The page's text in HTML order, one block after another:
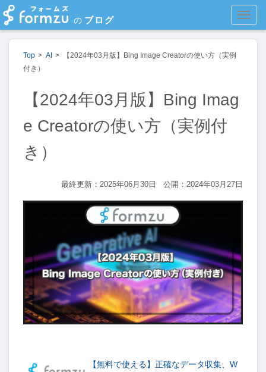
の ブログ
Top AI
【2024年03月版】Bing Image Creatorの使い方（実例
付き）
【2024年03月版】Bing Imag
e Creatorの使い方（実例付
き）
最終更新：2025年06月30日 公開：2024年03月27日
【無料で使える】正確なデータ収集、W